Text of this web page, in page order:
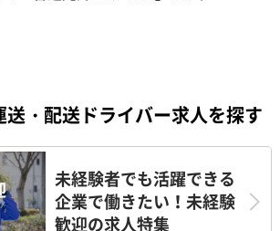
送・配送ドライバー求人を探す
未経験者でも活躍できる
企業で働きたい！未経験
歓迎の求人特集